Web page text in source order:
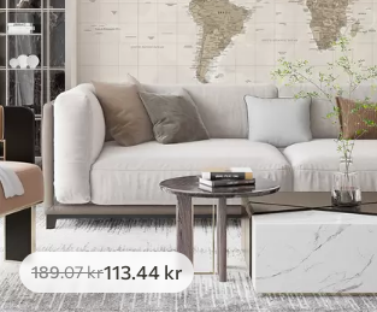
189.07kr113 .44 kr